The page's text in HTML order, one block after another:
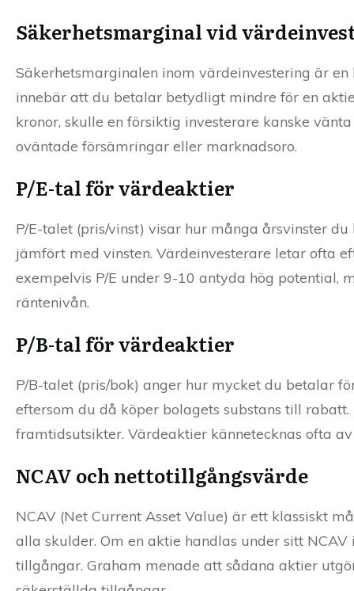
Säkerhetsmarginal vid
Säkerhetsmarginalen inom värdeinvestering är
innebär att du betalar betydligt mindre för en
kronor, skulle en försiktig investerare kanske
oväntade försämringar eller marknadsoro.
P/E-tal för värdeaktier
P/E-talet (pris/vinst) visar hur många årsvinster
jämfört med vinsten. Värdeinvesterare letar ofta
exempelvis P/E under 9-10 antyda hög potential,
räntenivån.
P/B-tal för värdeaktier
P/B-talet (pris/bok) anger hur mycket du betalar
eftersom du då köper bolagets substans till
framtidsutsikter. Värdeaktier kännetecknas ofta
NCAV och nettotillgångsvärde
NCAV (Net Current Asset Value) är ett klassiskt
alla skulder. Om en aktie handlas under sitt
tillgångar. Graham menade att sådana aktier